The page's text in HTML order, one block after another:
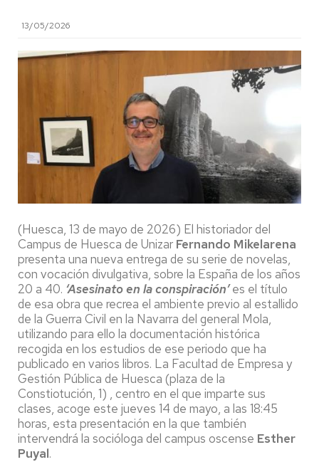
13/05/2026
(Huesca, 13 de mayo de 2026) El historiador del
Campus de Huesca de Unizar Fernando Mikelarena
presenta una nueva entrega de su serie de novelas,
con vocación divulgativa, sobre la España de los años
20 a 40. ‘Asesinato en la conspiración’es el título
de esa obra que recrea el ambiente previo al estallido
de la Guerra Civil en la Navarra del general Mola,
utilizando para ello la documentación histórica
recogida en los estudios de ese periodo que ha
publicado en varios libros. La Facultad de Empresa y
Gestión Pública de Huesca (plaza de la
Constiotución, 1) , centro en el que imparte sus
clases, acoge este jueves 14 de mayo, a las 18:45
horas, esta presentación en la que también
intervendrá la socióloga del campus oscense Esther
Puyal.